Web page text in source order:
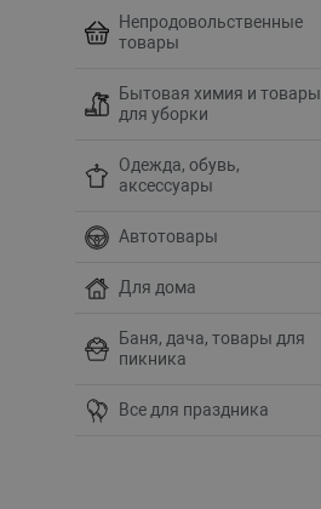
Непродовольственные
товары
Бытовая химия и товары
для уборки
Одежда, обувь,
аксессуары
Автотовары
Для дома
Баня, дача, товары для
пикника
Все для праздника